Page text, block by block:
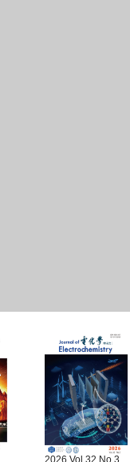
2026 Vol.32 No.3